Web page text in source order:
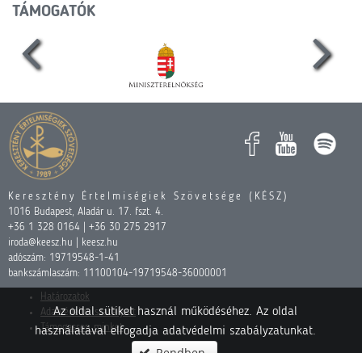
TÁMOGATÓK
Keresztény Értelmiségiek Szövetsége (KÉSZ)
1016 Budapest, Aladár u. 17. fszt. 4.
+36 1 328 0164 | +36 30 275 2917
iroda@keesz.hu | keesz.hu
adószám: 19719548-1-41
bankszámlaszám: 11100104-19719548-36000001
Határozatok
Adatvédelmi szabályzat
Támogasson minket
Az oldal sütiket használ működéséhez. Az oldal
használatával elfogadja adatvédelmi szabályzatunkat.